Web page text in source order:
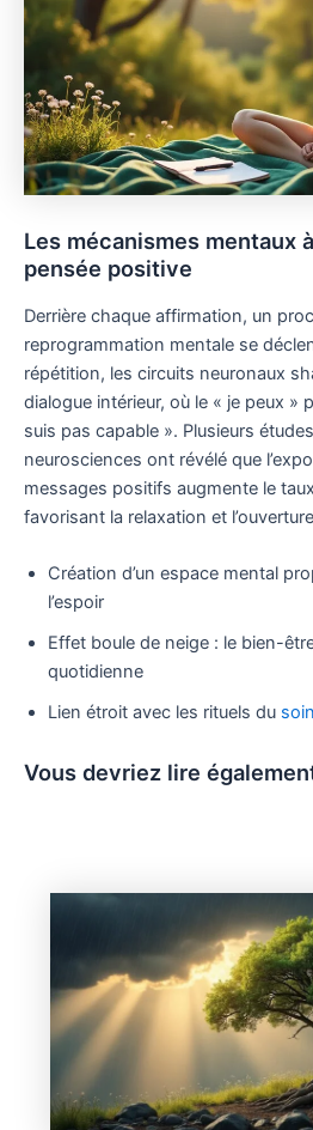
Les mécanismes mentaux
pensée positive
Derrière chaque affirmation, un
reprogrammation mentale se
répétition, les circuits neuronaux
dialogue intérieur, où le « je peux »
suis pas capable ». Plusieurs
neurosciences ont révélé que
messages positifs augmente le
favorisant la relaxation et
Création d’un espace mental
l’espoir
Effet boule de neige : le bien-
quotidienne
Lien étroit avec les rituels du
Vous devriez lire